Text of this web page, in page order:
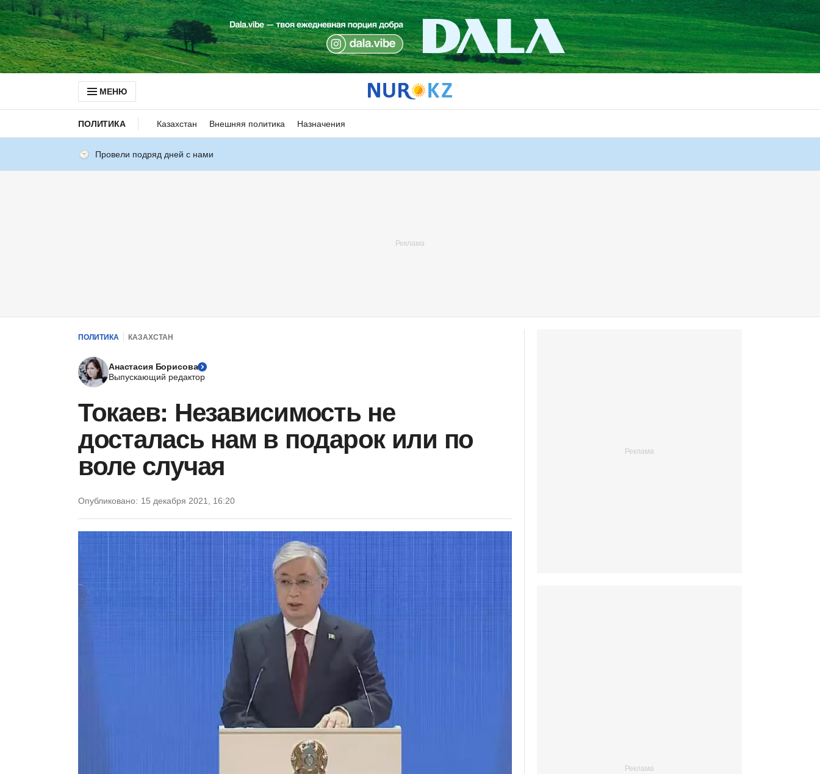
МЕНЮ
ПОЛИТИКА Казахстан Внешняя политика Назначения
Провели подряд дней с нами
ПОЛИТИКА КАЗАХСТАН
Анастасия Борисова
Выпускающий редактор
Токаев: Независимость не
досталась нам в подарок или по
воле случая
Опубликовано: 15 декабря 2021, 16:20